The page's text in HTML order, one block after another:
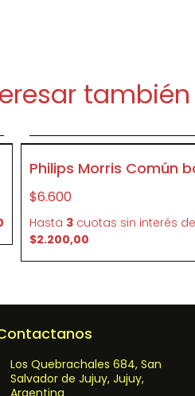
también
P160
Philips Morris Común
$6.600
Hasta 3 cuotas sin interés de
$2.200,00
Los Quebrachales 684, San
Salvador de Jujuy, Jujuy,
Argentina